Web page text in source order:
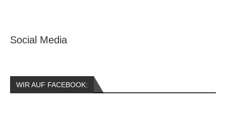
Social Media
WIR AUF FACEBOOK: